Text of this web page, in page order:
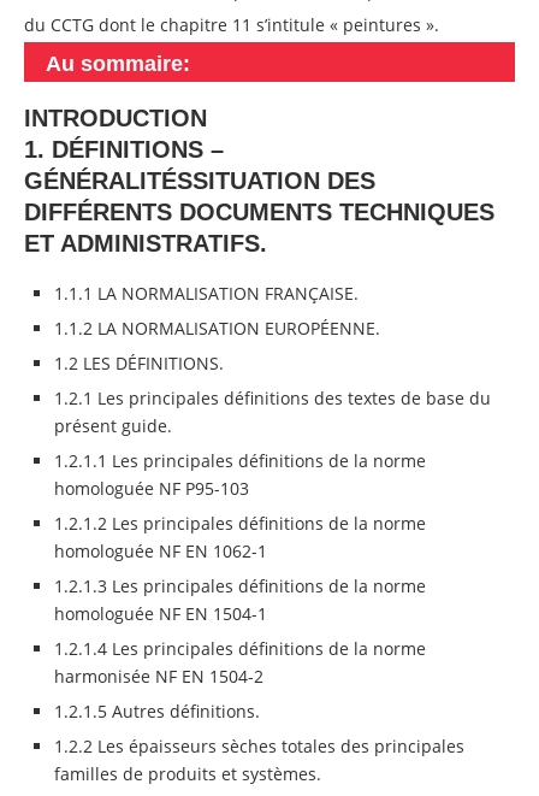
du CCTG dont le chapitre 11 s’intitule « peintures ».
Au sommaire:
INTRODUCTION
1. DÉFINITIONS –
GÉNÉRALITÉSSITUATION DES
DIFFÉRENTS DOCUMENTS TECHNIQUES
ET ADMINISTRATIFS.
1.1.1 LA NORMALISATION FRANÇAISE.
1.1.2 LA NORMALISATION EUROPÉENNE.
1.2 LES DÉFINITIONS.
1.2.1 Les principales définitions des textes de base du
présent guide.
1.2.1.1 Les principales définitions de la norme
homologuée NF P95-103
1.2.1.2 Les principales définitions de la norme
homologuée NF EN 1062-1
1.2.1.3 Les principales définitions de la norme
homologuée NF EN 1504-1
1.2.1.4 Les principales définitions de la norme
harmonisée NF EN 1504-2
1.2.1.5 Autres définitions.
1.2.2 Les épaisseurs sèches totales des principales
familles de produits et systèmes.